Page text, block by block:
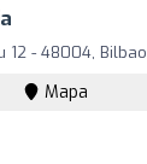
12 - 48004, Bilbao
Mapa